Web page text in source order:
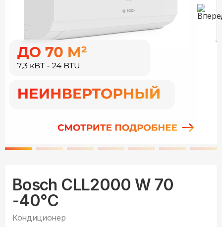
Bosch CLL2000 W 70
-40°С
Кондиционер